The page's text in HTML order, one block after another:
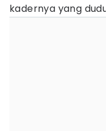
kadernya yang